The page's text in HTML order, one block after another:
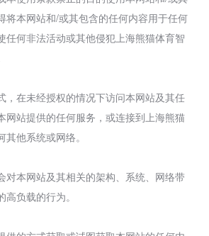
将本网站和/或其包含的任何内容用于任何
任何非法活动或其他侵犯上海熊猫体育智
，在未经授权的情况下访问本网站及其任
网站提供的任何服务，或连接到上海熊猫
他系统或网络。
对本网站及其相关的架构、系统、网络带
负载的行为。